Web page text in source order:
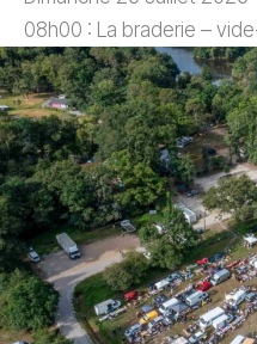
08h00 : La braderie –